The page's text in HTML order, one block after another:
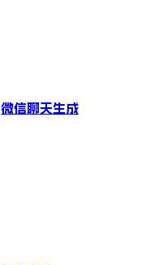
微信聊天生成